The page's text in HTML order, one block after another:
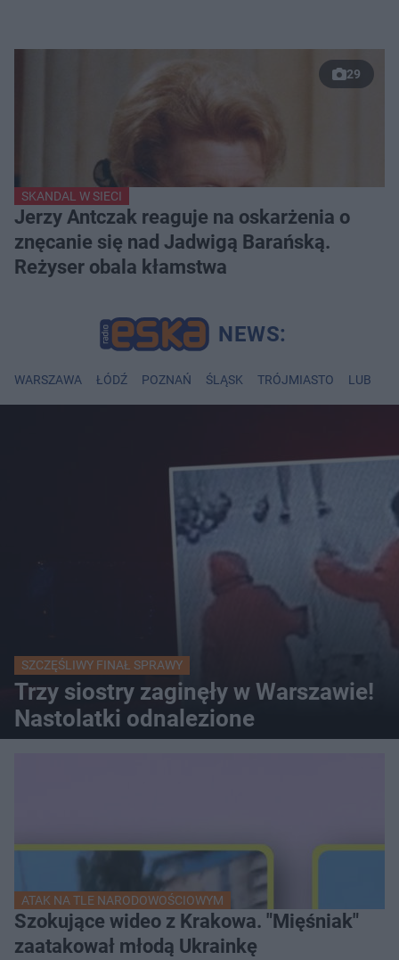
29
SKANDAL W SIECI
Jerzy Antczak reaguje na oskarżenia o
znęcanie się nad Jadwigą Barańską.
Reżyser obala kłamstwa
WARSZAWA ŁÓDŹ POZNAŃ ŚLĄSK TRÓJMIASTO LUBLIN
SZCZĘŚLIWY FINAŁ SPRAWY
Trzy siostry zaginęły w Warszawie!
Nastolatki odnalezione
ATAK NA TLE NARODOWOŚCIOWYM
Szokujące wideo z Krakowa. "Mięśniak"
zaatakował młodą Ukrainkę